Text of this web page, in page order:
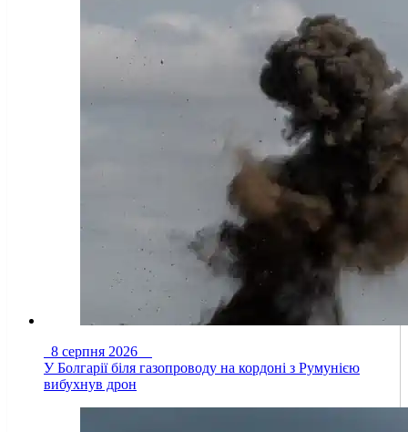
8 серпня 2026
У Болгарії біля газопроводу на кордоні з Румунією
вибухнув дрон